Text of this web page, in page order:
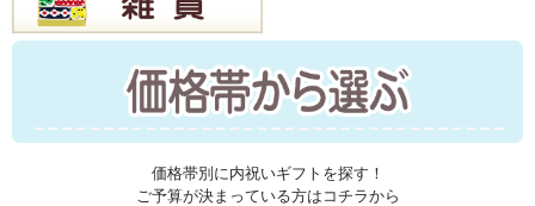
価格帯別に内祝いギフトを探す！
ご予算が決まっている方はコチラから